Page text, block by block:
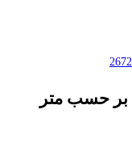
بر حسب متر